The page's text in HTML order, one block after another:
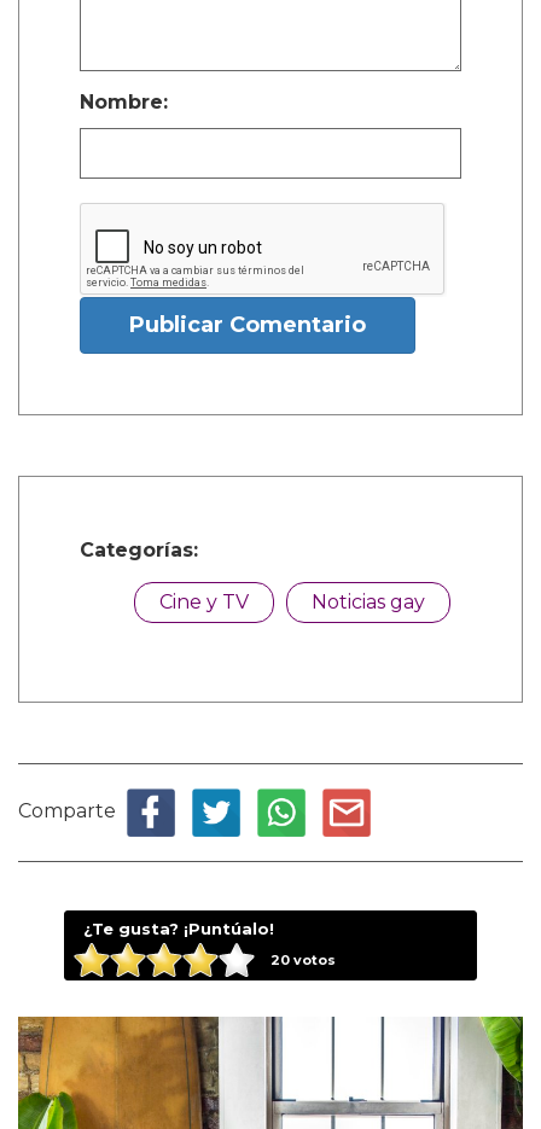
Nombre:
Publicar Comentario
Categorías:
Cine y TV Noticias gay
Comparte
¿Te gusta? ¡Puntúalo!
20votos